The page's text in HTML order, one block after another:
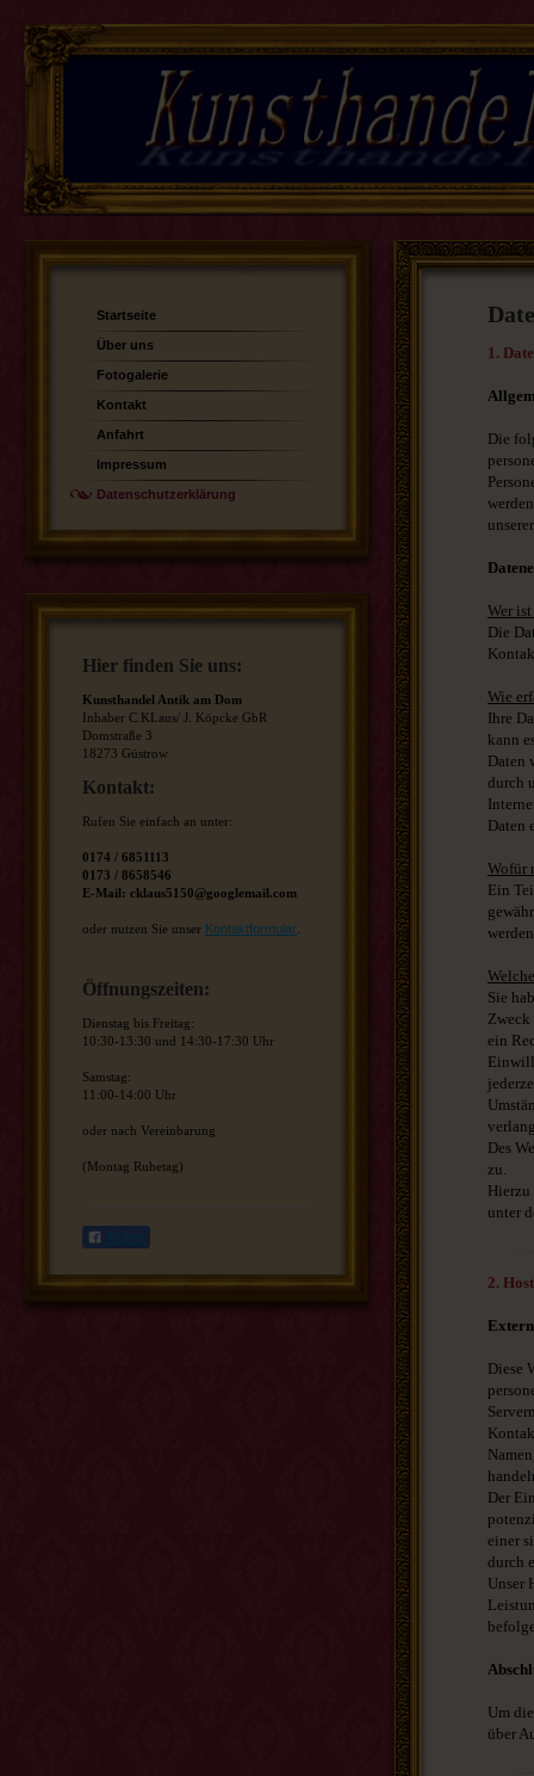
1.
Die
Wer
Die
Wie
Ihre
kann
Daten
durch
Daten
Wofür
Ein
Sie
Zweck
ein
Des
zu.
Hierzu
unter
2.
Diese
Der
einer
durch
Unser
Um
über
Startseite
Über uns
Fotogalerie
Kontakt
Anfahrt
Impressum
Datenschutzerklärung
Hier finden Sie uns:
Kunsthandel Antik am Dom
Inhaber C.KLaus/ J. Köpcke GbR
Domstraße 3
18273 Güstrow
Kontakt:
Rufen Sie einfach an unter:
0174 / 6851113
0173 / 8658546
E-Mail: cklaus5150@googlemail.com
oder nutzen Sie unser Kontaktformular
Öffnungszeiten:
Dienstag bis Freitag:
10:30-13:30 und 14:30-17:30 Uhr
Samstag:
11:00-14:00 Uhr
oder nach Vereinbarung
(Montag Ruhetag)